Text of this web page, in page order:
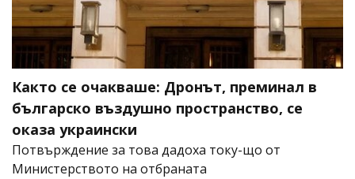
Както се очакваше: Дронът, преминал в
българско въздушно пространство, се
оказа украински
Потвърждение за това дадоха току-що от
Министерството на отбраната